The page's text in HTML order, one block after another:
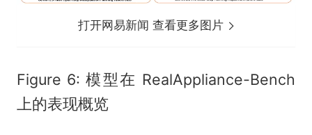
打开网易新闻 查看更多图片
Figure 6: 模型在 RealAppliance-Bench
上的表现概览